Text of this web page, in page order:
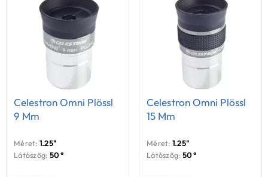
Celestron Omni Plössl
9 Mm
Méret: 1.25"
Látószög: 50 °
Celestron Omni Plössl
15 Mm
Méret: 1.25"
Látószög: 50 °